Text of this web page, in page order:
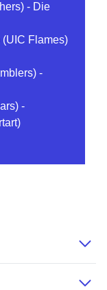
- Die
(UIC Flames)
-
-